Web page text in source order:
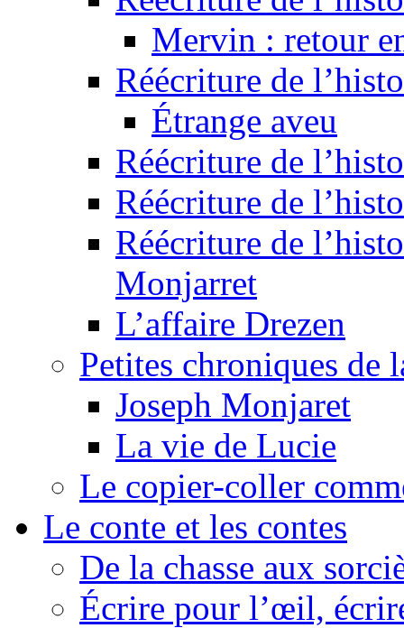
Mervin : retour
Réécriture de
Étrange aveu
Réécriture de
Réécriture de
Réécriture de
Monjarret
L’affaire Drezen
Petites chroniques de
Joseph Monjaret
La vie de Lucie
Le copier-coller
Le conte et les contes
De la chasse aux
Écrire pour l’œil,